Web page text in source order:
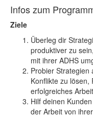
Infos zum
Ziele
Überleg dir
produktiver zu
mit ihrer ADHS
Probier Strategien
Konflikte zu lösen,
erfolgreiches
Hilf deinen
der Arbeit von